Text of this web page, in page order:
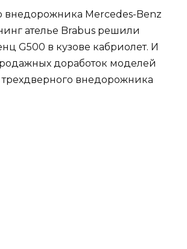
внедорожника Mercedes-Benz
ателье Brabus решили
G500 в кузове кабриолет. И
доработок моделей
внедорожника